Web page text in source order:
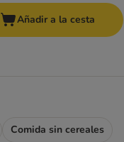
Añadir a la cesta
Comida sin cereales